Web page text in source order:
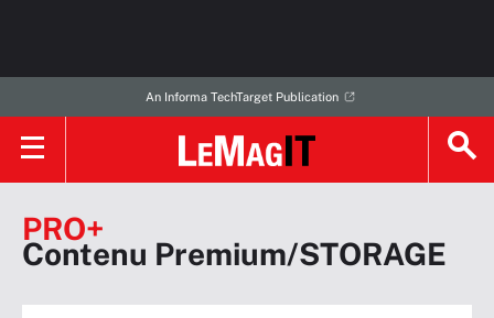
An Informa TechTarget Publication
PRO+
Contenu Premium/STORAGE